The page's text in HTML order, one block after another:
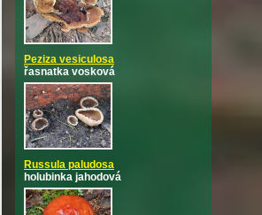
Peziza vesiculosa
řasnatka vosková
Russula paludosa
holubinka jahodová